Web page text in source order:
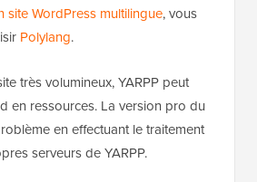
site WordPress multilingue, vous
Polylang.
très volumineux, YARPP peut
en ressources. La version pro du
en effectuant le traitement
serveurs de YARPP.